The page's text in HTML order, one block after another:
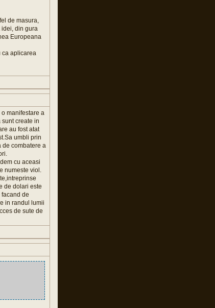
de masura,
idei, din gura
Europeana
ca aplicarea
manifestare a
create in
au fost atat
umbli prin
de combatere a
cu aceasi
numeste viol.
de dolari este
de
in randul lumii
de sute de